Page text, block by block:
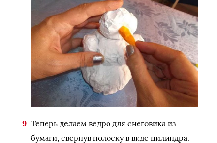
Теперь делаем ведро для снеговика из
бумаги, свернув полоску в виде цилиндра.